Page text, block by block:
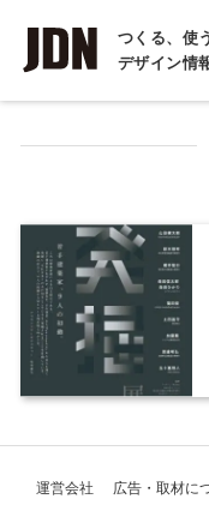
つくる、使
デザイン情
インタビュー
COLUMN
コラム
運営会社 広告・取材に